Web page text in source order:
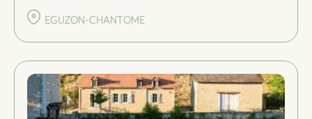
EGUZON-CHANTOME